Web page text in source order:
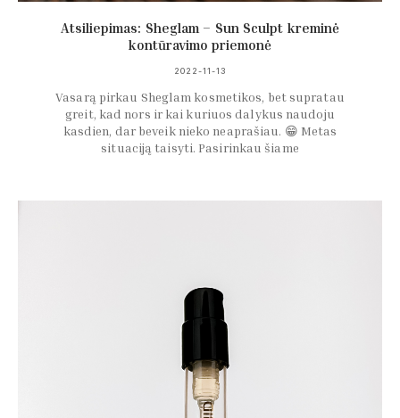
Atsiliepimas: Sheglam – Sun Sculpt kreminė
kontūravimo priemonė
2022-11-13
Vasarą pirkau Sheglam kosmetikos, bet supratau
greit, kad nors ir kai kuriuos dalykus naudoju
kasdien, dar beveik nieko neaprašiau. 😁 Metas
situaciją taisyti. Pasirinkau šiame